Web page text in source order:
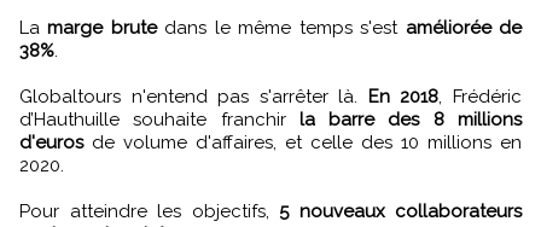
Lamarge brutedans le même temps s'est améliorée de
38%.
Globaltours n'entend pas s'arrêter là. En 2018, Frédéric
d’Hauthuille souhaite franchir la barre des 8 millions
d'eurosde volume d'affaires, et celle des 10 millions en
2020.
Pour atteindre les objectifs, 5 nouveaux collaborateurs